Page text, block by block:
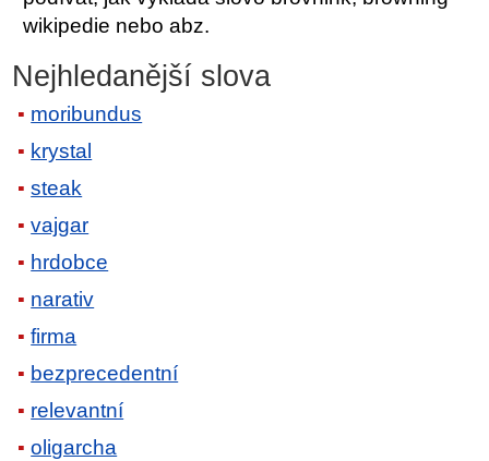
wikipedie nebo abz.
Nejhledanější slova
moribundus
krystal
steak
vajgar
hrdobce
narativ
firma
bezprecedentní
relevantní
oligarcha